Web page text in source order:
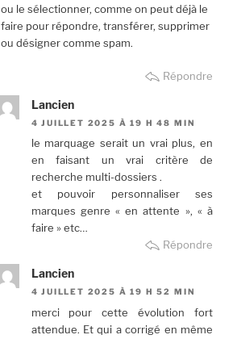
ou le sélectionner, comme on peut déjà le
faire pour répondre, transférer, supprimer
ou désigner comme spam.
Répondre
Lancien
4 JUILLET 2025 À 19 H 48 MIN
le marquage serait un vrai plus, en
en faisant un vrai critère de
recherche multi-dossiers .
et pouvoir personnaliser ses
marques genre « en attente », « à
faire » etc…
Répondre
Lancien
4 JUILLET 2025 À 19 H 52 MIN
merci pour cette évolution fort
attendue. Et qui a corrigé en même